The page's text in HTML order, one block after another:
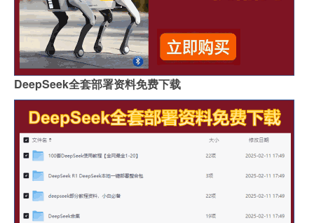
DeepSeek全套部署资料免费下载